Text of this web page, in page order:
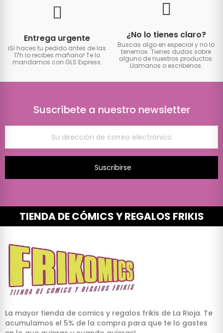
Entrega urgente
iSi haces tu pedido antes de las
17h lo recibes mañana! Te lo
mandamos con GLS Express.
¿No lo tienes claro?
Buscas algo en especial y no lo
tenemos. Tienes dudas sobre
alguno de nuestros productos.
Llamanos o escribenos.
Suscríbete a nuestro newsletter
Suscribirse
TIENDA DE CÓMICS Y REGALOS FRIKIS
La mayor tienda de comics y regalos frikis de La Rioja. Te
acumulamos el 5% de la compra para que te lo gastes